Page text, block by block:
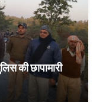
की छापामारी